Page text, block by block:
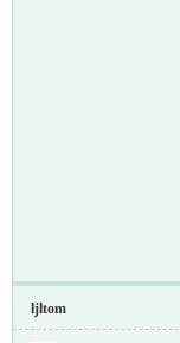
ljltom